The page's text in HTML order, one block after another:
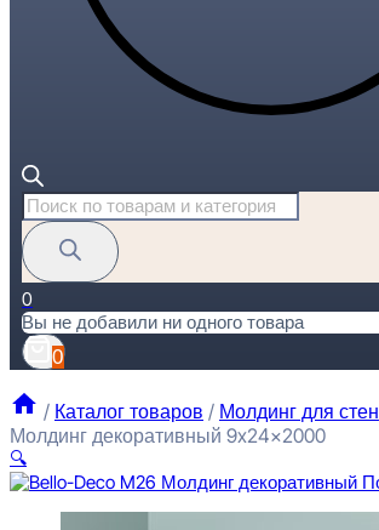
Поиск
товаров
0
Вы не добавили ни одного товара
0
/ Каталог товаров / Молдинг для стен
Молдинг декоративный 9x24x2000
🔍